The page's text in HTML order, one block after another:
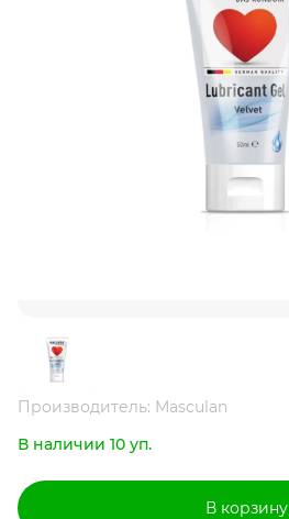
Производитель: Masculan
В наличии 10 уп.
В корзину